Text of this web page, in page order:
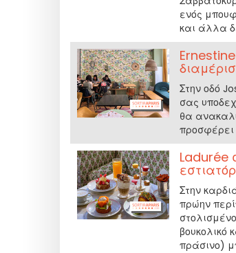
ενός
και άλλα
Στην οδό
σας
θα
προσφέρει
Ladurée
Στην
πρώην
βουκολικό
πράσινο)